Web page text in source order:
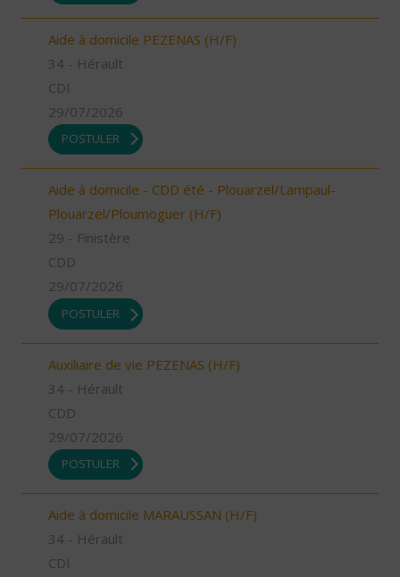
Aide à domicile PEZENAS (H/F)
34 - Hérault
CDI
29/07/2026
POSTULER
Aide à domicile - CDD été - Plouarzel/Lampaul-
Plouarzel/Ploumoguer (H/F)
29 - Finistère
CDD
29/07/2026
POSTULER
Auxiliaire de vie PEZENAS (H/F)
34 - Hérault
CDD
29/07/2026
POSTULER
Aide à domicile MARAUSSAN (H/F)
34 - Hérault
CDI